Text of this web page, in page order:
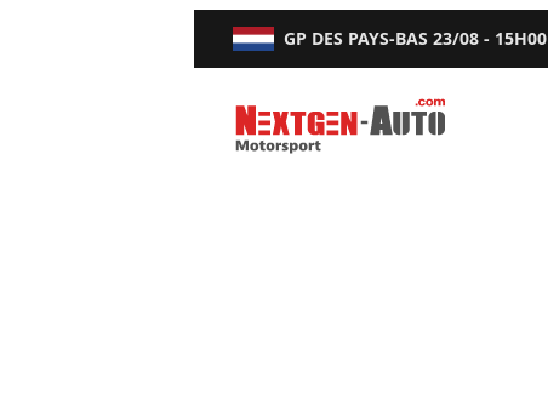
GP DES PAYS-BAS 23/08 - 15H00
Nextgen-Auto.com